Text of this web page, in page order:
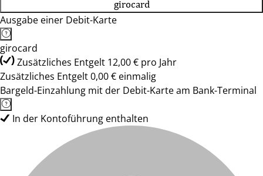
girocard
Ausgabe einer Debit-Karte
girocard
Zusätzliches Entgelt 12,00 € pro Jahr
Zusätzliches Entgelt 0,00 € einmalig
Bargeld-Einzahlung mit der Debit-Karte am Bank-Terminal
In der Kontoführung enthalten